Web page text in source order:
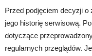
Przed podjęciem decyzji
jego historię serwisową.
dotyczące
regularnych przeglądów.